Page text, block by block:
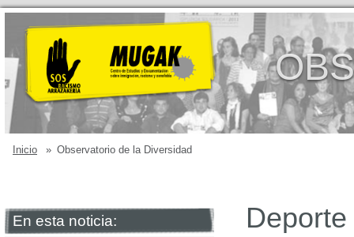
Inicio » Observatorio de la Diversidad
En esta noticia: